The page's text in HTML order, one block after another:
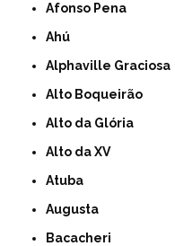
Afonso Pena
Ahú
Alphaville Graciosa
Alto Boqueirão
Alto da Glória
Alto da XV
Atuba
Augusta
Bacacheri